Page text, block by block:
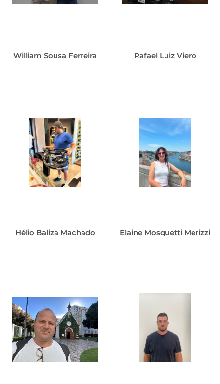
William Sousa Ferreira Rafael Luiz Viero
Hélio Baliza Machado Elaine Mosquetti Merizzi